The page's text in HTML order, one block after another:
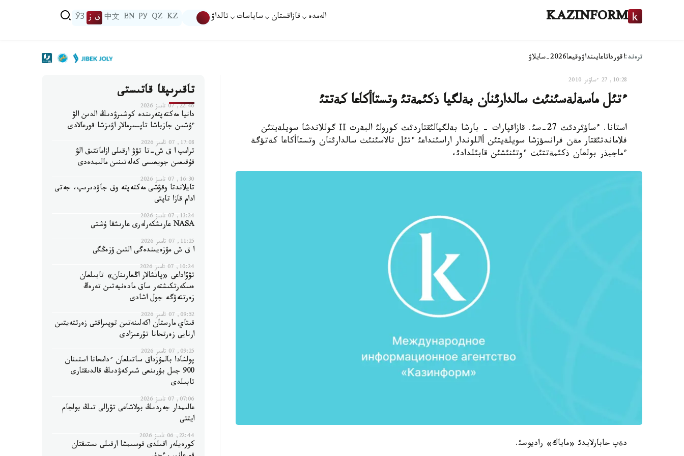
KAZINFORM الەمدە قازاقستان ساياسات تالداۋ KZ
QZ
РУ
EN
中文 ق ز ЎЗ
ترەند:اقورداتاعايىنداۋوقيعا2026-سايلاۋ
10:28, 27 ءساۋىر 2010
ءتئل ماسةلةسئنئث سالدارئنان بةلگيا ذكئمةتئ وتستاأكاعا كةتتئ
استانا. ءساؤئردئث 27-سئ. قازاقپارات - بارشا بةلگيالئقتاردئث كورولئ البةرت ІІ گوللاندشا سويلةيتئن
فلاماندتئقتار مةن فرانسؤزشا سويلةيتئن أاللوندار اراسئنداعئ ءتئل تالاسئنئث سالدارئنان وتستاأكاعا كةتؤگة
ءماجبذر بولعان ذكئمةتتئث ءوتئنئشئن قابئلدادئ،
دةپ حابارلايدئ «ماياك» راديوسئ.
تاقىرىپقا قاتىستى
22:46, 07 تامىز 2026
دانيا مەكتەپتەرىندە كوشىرۋدىڭ الدىن الۋ
ءۇشىن جازباشا تاپسىرمالار اۋىزشا قورعالادى
17:08, 07 تامىز 2026
ترامپ ا ق ش-تا تۋۋ ارقىلى ازاماتتىق الۋ
قۇقىعىن جويعىسى كەلەتىنىن مالىمدەدى
16:30, 07 تامىز 2026
تايلاندتا وقۋشى مەكتەپتە وق جاۋدىرىپ، جەتى
ادام قازا تاپتى
13:24, 07 تامىز 2026
NASA عارىشكەرلەرى عارىشقا ۇشتى
11:25, 07 تامىز 2026
ا ق ش مۋزەيىندەگى التىن ۇزەڭگى
10:24, 07 تامىز 2026
تۋۆاداعى «پاتشالار اڭعارىنان» تابىلعان
ەسكەرتكىشتەر ساق مادەنيەتىن تەرەڭ
زەرتتەۋگە جول اشادى
09:52, 07 تامىز 2026
قىتاي مارستان اكەلىنەتىن توپىراقتى زەرتتەيتىن
ارنايى زەرتحانا تۇرعىزادى
09:25, 07 تامىز 2026
پولشادا بالمۇزداق ساتىلعان ءدامحانا استىنان
900 جىل بۇرىنعى شىركەۋدىڭ قالدىقتارى
تابىلدى
07:06, 07 تامىز 2026
عالىمدار جەردىڭ بولاشاعى تۋرالى تىڭ بولجام
ايتتى
22:44, 06 تامىز 2026
كورەيلەر اقىلدى قوسىمشا ارقىلى ىستىقتان